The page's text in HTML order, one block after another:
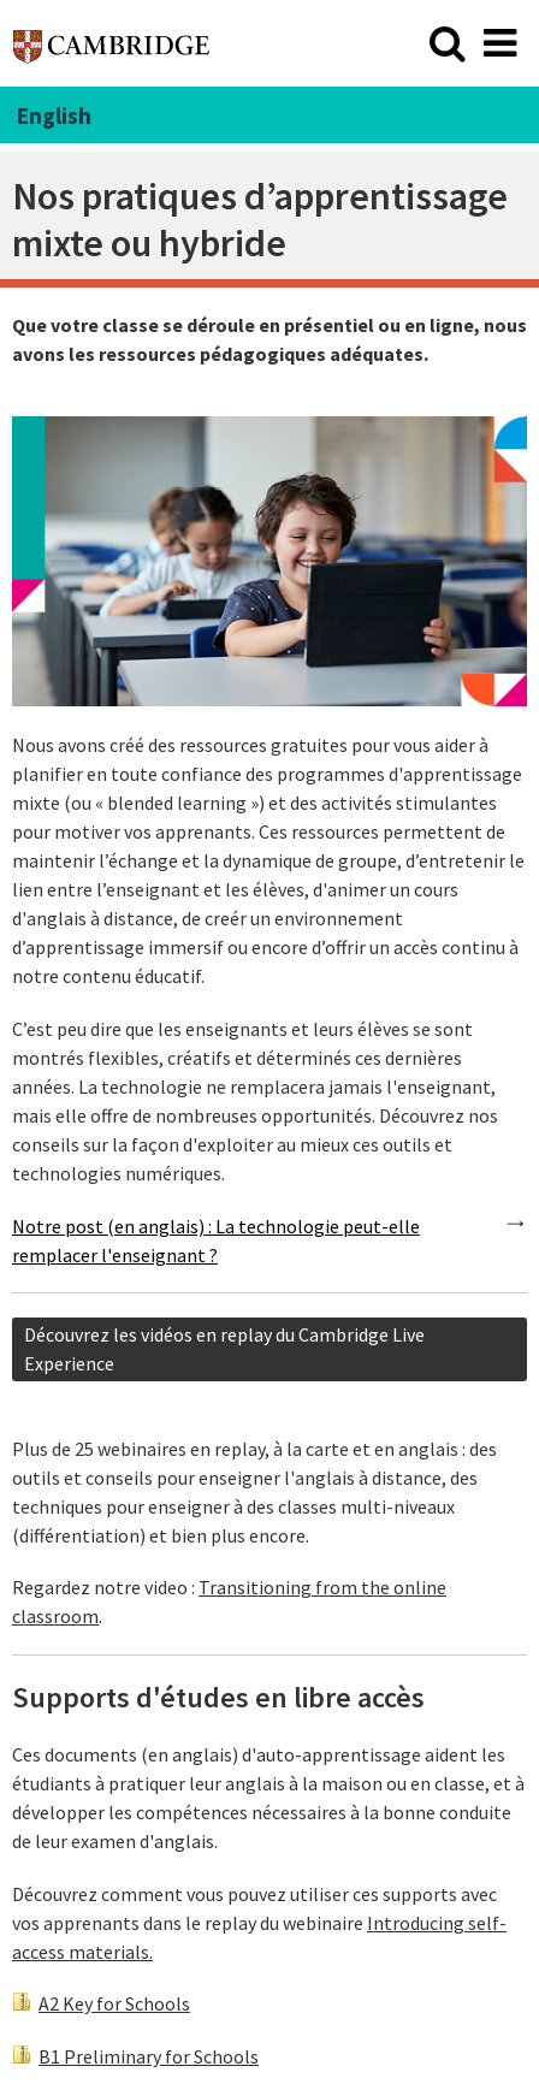
English
Nos pratiques d’apprentissage
mixte ou hybride
Que votre classe se déroule en présentiel ou en ligne, nous
avons les ressources pédagogiques adéquates.
Nous avons créé des ressources gratuites pour vous aider à
planifier en toute confiance des programmes d'apprentissage
mixte (ou « blended learning ») et des activités stimulantes
pour motiver vos apprenants. Ces ressources permettent de
maintenir l’échange et la dynamique de groupe, d’entretenir le
lien entre l’enseignant et les élèves, d'animer un cours
d'anglais à distance, de creér un environnement
d’apprentissage immersif ou encore d’offrir un accès continu à
notre contenu éducatif.
C’est peu dire que les enseignants et leurs élèves se sont
montrés flexibles, créatifs et déterminés ces dernières
années. La technologie ne remplacera jamais l'enseignant,
mais elle offre de nombreuses opportunités. Découvrez nos
conseils sur la façon d'exploiter au mieux ces outils et
technologies numériques.
Notre post (en anglais) : La technologie peut-elle
remplacer l'enseignant ?
Découvrez les vidéos en replay du Cambridge Live
Experience
Plus de 25 webinaires en replay, à la carte et en anglais : des
outils et conseils pour enseigner l'anglais à distance, des
techniques pour enseigner à des classes multi-niveaux
(différentiation) et bien plus encore.
Regardez notre video : Transitioning from the online
classroom.
Supports d'études en libre accès
Ces documents (en anglais) d'auto-apprentissage aident les
étudiants à pratiquer leur anglais à la maison ou en classe, et à
développer les compétences nécessaires à la bonne conduite
de leur examen d'anglais.
Découvrez comment vous pouvez utiliser ces supports avec
vos apprenants dans le replay du webinaire Introducing self-
access materials.
A2 Key for Schools
B1 Preliminary for Schools